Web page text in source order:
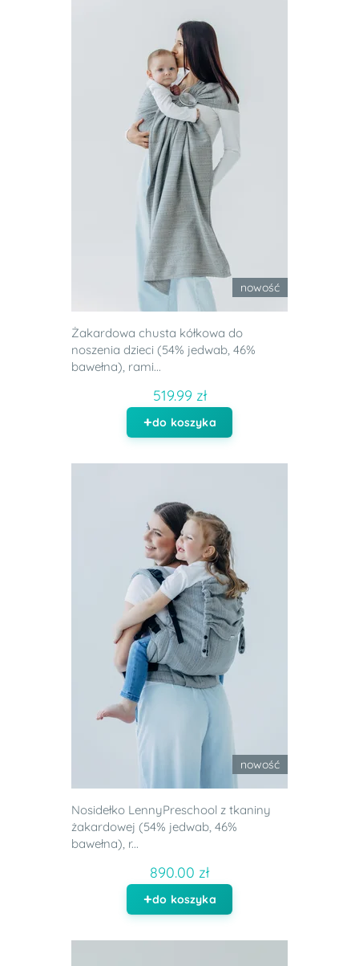
nowość
Żakardowa chusta kółkowa do
noszenia dzieci (54% jedwab, 46%
bawełna), rami...
519.99 zł
do koszyka
nowość
Nosidełko LennyPreschool z tkaniny
żakardowej (54% jedwab, 46%
bawełna), r...
890.00 zł
do koszyka